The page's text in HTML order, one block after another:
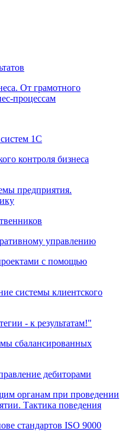
От грамотного
процессам
1С
контроля бизнеса
предприятия.
управлению
с помощью
системы клиентского
- к результатам!"
сбалансированных
дебиторами
органам при проведении
Тактика поведения
стандартов ISO 9000